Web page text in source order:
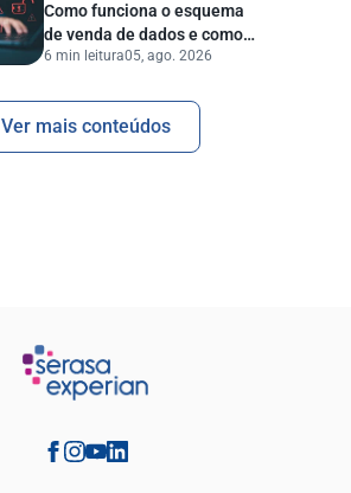
Como funciona o esquema
de venda de dados e como
proteger sua empresa?
6 min leitura05, ago. 2026
Ver mais conteúdos